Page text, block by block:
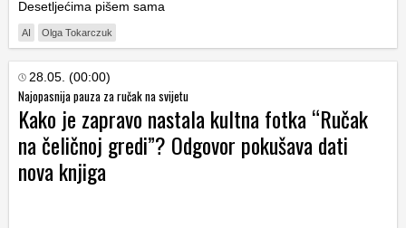
Desetljećima pišem sama
AI Olga Tokarczuk
28.05. (00:00)
Najopasnija pauza za ručak na svijetu
Kako je zapravo nastala kultna fotka “Ručak
na čeličnoj gredi”? Odgovor pokušava dati
nova knjiga